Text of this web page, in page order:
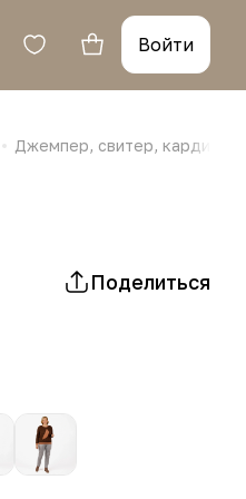
Войти
Джемпер, свитер,
Поделиться